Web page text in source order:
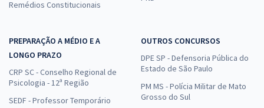
Remédios Constitucionais
PREPARAÇÃO A MÉDIO E A
LONGO PRAZO
CRP SC - Conselho Regional de
Psicologia - 12ª Região
SEDF - Professor Temporário
OUTROS CONCURSOS
DPE SP - Defensoria Pública do
Estado de São Paulo
PM MS - Polícia Militar de Mato
Grosso do Sul